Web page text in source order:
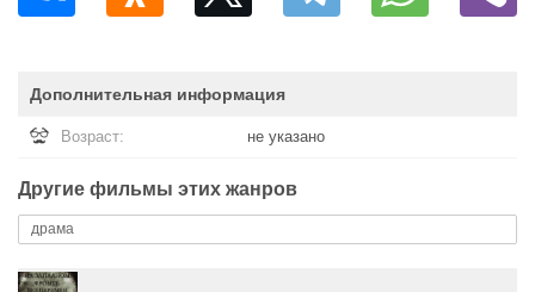
Дополнительная информация
Возраст: не указано
Другие фильмы этих жанров
драма